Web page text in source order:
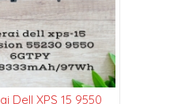
Dell XPS 15 9550